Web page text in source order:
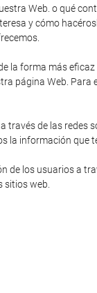
Web. o qué
y cómo
la forma más
página Web.
de las redes
la información que
los usuarios a
web.